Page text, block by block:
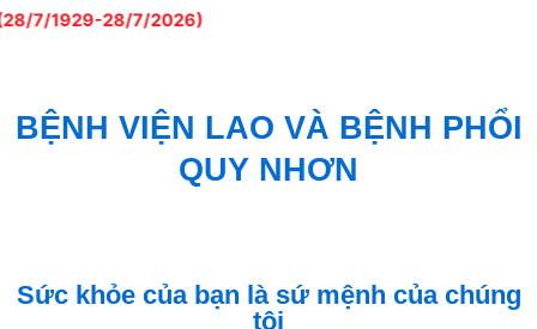
Nhảy7/1929-28/7/2026)
BỆNH VIỆN LAO VÀ BỆNH PHỔI
QUY NHƠN
Sức khỏe của bạn là sứ mệnh của chúng
tôi